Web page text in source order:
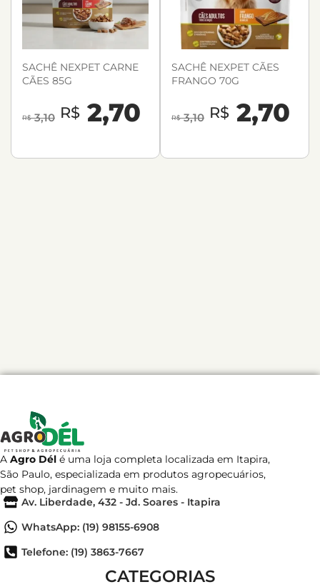
SACHÊ NEXPET CARNE
CÃES 85G
R$3,10 R$ 2,70
SACHÊ NEXPET CÃES
FRANGO 70G
R$3,10 R$ 2,70
A Agro Dél é uma loja completa localizada em Itapira,
São Paulo, especializada em produtos agropecuários,
pet shop, jardinagem e muito mais.
Av. Liberdade, 432 - Jd. Soares - Itapira
WhatsApp: (19) 98155-6908
Telefone: (19) 3863-7667
CATEGORIAS